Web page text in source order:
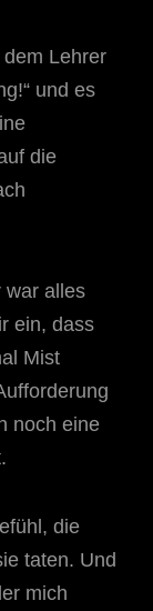
Lehrer
und es
die
war alles
ein, dass
Mist
noch eine
die
taten. Und
mich